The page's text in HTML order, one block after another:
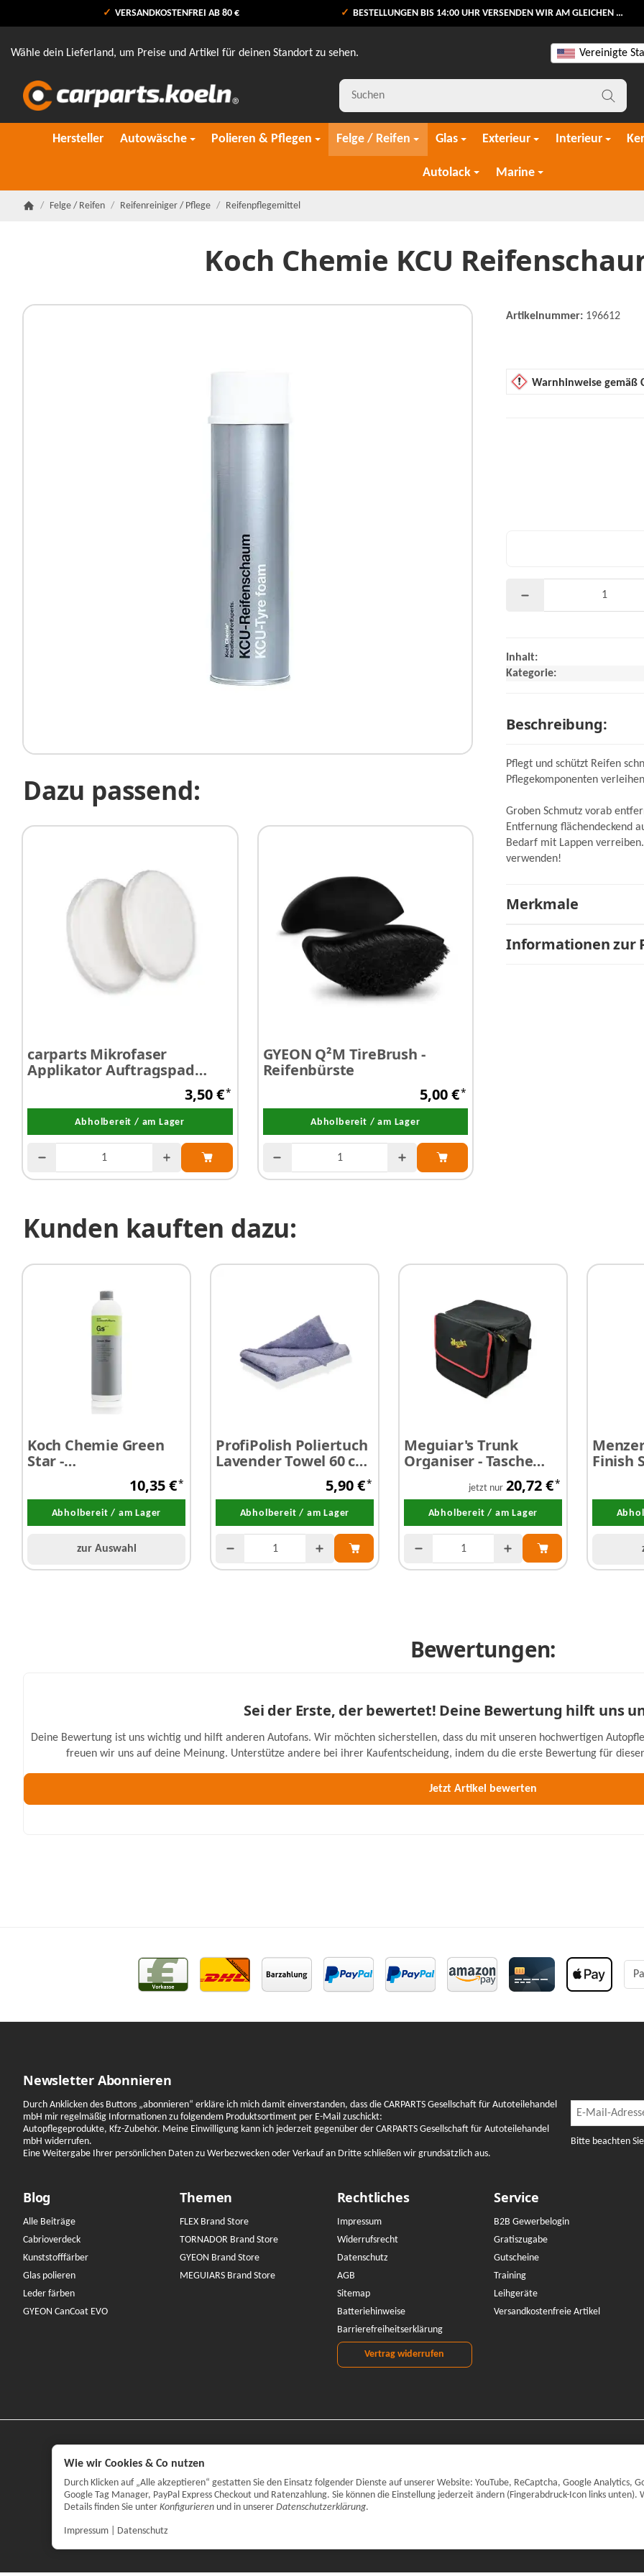
VERSANDKOSTENFREI AB 80 € BESTELLUNGEN BIS 14:00 UHR VERSENDEN WIR AM GLEICHEN WERKTAG
Wähle dein Lieferland, um Preise und Artikel für deinen Standort zu sehen. Vereinigte
Hersteller Autowäsche Polieren & Pflegen Felge / Reifen Glas Exterieur Interieur
Autolack Marine
/ Felge / Reifen / Reifenreiniger / Pflege / Reifenpflegemittel
Koch Chemie KCU
Dazu passend:
carparts Mikrofaser
Applikator Auftragspad
weiß Ø 130 mm 1 Stück3,50 €*
Abholbereit / am Lager
GYEON Q²M TireBrush -
Reifenbürste
5,00 €*
Abholbereit / am Lager
Artikelnummer: 196612
Warnhinweise gemäß
Inhalt:
Kategorie:
Beschreibung:
Pflegt und schützt Reifen
Pflegekomponenten
Groben Schmutz vorab
Entfernung flächendeckend
Bedarf mit Lappen
verwenden!
Merkmale
Informationen zur
Kunden kauften dazu:
Koch Chemie Green
Star -
Universalreiniger 1,0
10,35 €*
Abholbereit / am Lager
zur Auswahl
ProfiPolish Poliertuch
Lavender Towel 60 cm
x 40 cm 350 g/m²5,90 €*
Abholbereit / am Lager
Meguiar's Trunk
Organiser - Tasche
Organisatorjetzt nur 20,72 €*
Abholbereit / am Lager
Finish
Bewertungen:
Sei der Erste, der bewertet! Deine Bewertung hilft uns
Deine Bewertung ist uns wichtig und hilft anderen Autofans. Wir möchten sicherstellen, dass du mit unseren hochwertigen
freuen wir uns auf deine Meinung. Unterstütze andere bei ihrer Kaufentscheidung, indem du die erste Bewertung für
Newsletter Abonnieren
Durch Anklicken des Buttons „abonnieren“ erkläre ich mich damit einverstanden, dass die CARPARTS Gesellschaft für Autoteilehandel
mbH mir regelmäßig Informationen zu folgendem Produktsortiment per E-Mail zuschickt:
Autopflegeprodukte, Kfz-Zubehör. Meine Einwilligung kann ich jederzeit gegenüber der CARPARTS Gesellschaft für Autoteilehandel
mbH widerrufen.
Eine Weitergabe Ihrer persönlichen Daten zu Werbezwecken oder Verkauf an Dritte schließen wir grundsätzlich aus.
Bitte beachten
Blog
Alle Beiträge
Cabrioverdeck
Kunststofffärber
Glas polieren
Leder färben
GYEON CanCoat EVO
Themen
FLEX Brand Store
TORNADOR Brand Store
GYEON Brand Store
MEGUIARS Brand Store
Rechtliches
Impressum
Widerrufsrecht
Datenschutz
AGB
Sitemap
Batteriehinweise
Barrierefreiheitserklärung
Vertrag widerrufen
Service
B2B Gewerbelogin
Gratiszugabe
Gutscheine
Training
Leihgeräte
Versandkostenfreie Artikel
Wie wir Cookies & Co nutzen
Durch Klicken auf „Alle akzeptieren“ gestatten Sie den Einsatz folgender Dienste auf unserer Website: YouTube, ReCaptcha, Google Analytics,
Google Tag Manager, PayPal Express Checkout und Ratenzahlung. Sie können die Einstellung jederzeit ändern (Fingerabdruck-Icon links unten).
Details finden Sie unter Konfigurieren und in unserer Datenschutzerklärung.
Impressum Datenschutz